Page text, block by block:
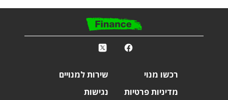
רכשו מנוי
מדיניות פרטיות
שירות למנויים
נגישות